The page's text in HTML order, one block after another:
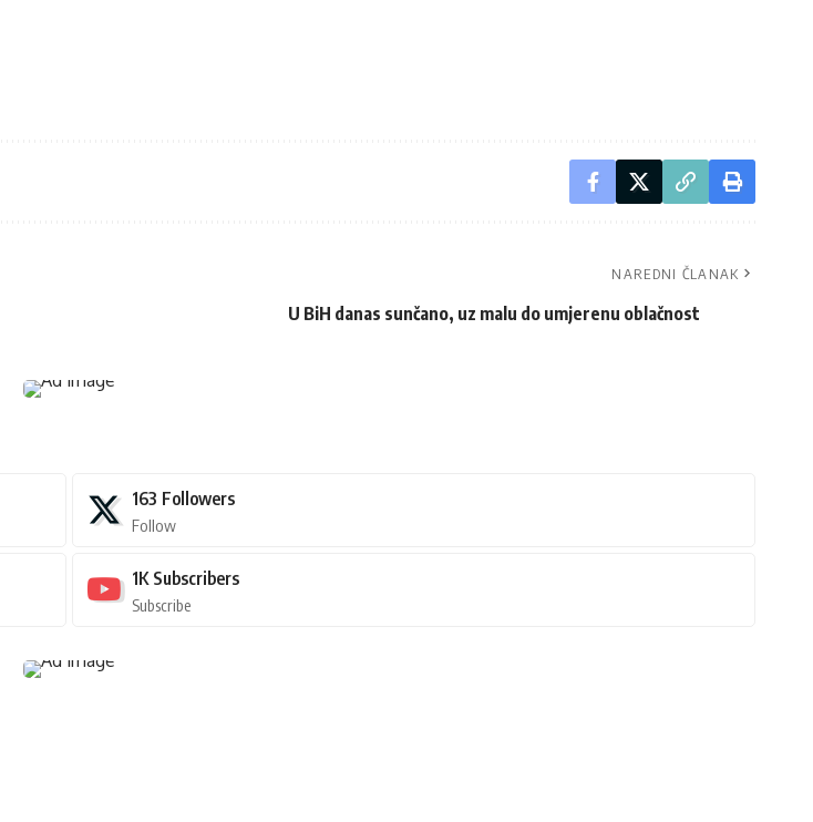
NAREDNI ČLANAK
U BiH danas sunčano, uz malu do umjerenu oblačnost
163 Followers
Follow
1K Subscribers
Subscribe